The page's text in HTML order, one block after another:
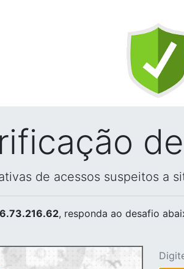
de acessos suspeitos a
, responda ao desafio